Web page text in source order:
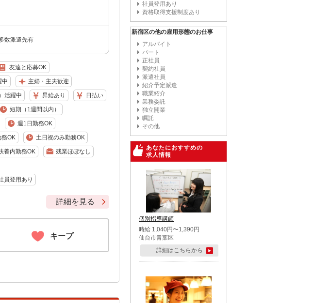
数派遣先有
友達と応募OK
中 主婦・主夫歓迎
活躍中 昇給あり 日払い
短期（1週間以内）
週1日勤務OK
OK 土日祝のみ勤務OK
養内勤務OK 残業ほぼなし
員登用あり
詳細を見る
キープ
社員登用あり
資格取得支援制度あり
新宿区の他の雇用形態のお仕事
アルバイト
パート
正社員
契約社員
派遣社員
紹介予定派遣
職業紹介
業務委託
独立開業
嘱託
その他
あなたにおすすめの
求人情報
個別指導講師
時給 1,040円〜1,390円
仙台市青葉区
詳細はこちらから